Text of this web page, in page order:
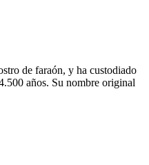
de faraón, y ha custodiado
años. Su nombre original